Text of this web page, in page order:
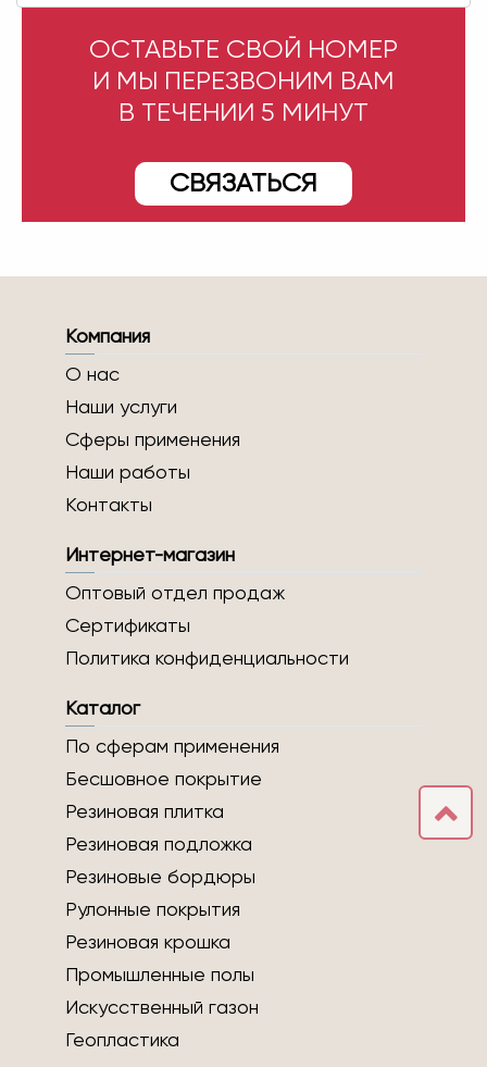
ОСТАВЬТЕ СВОЙ НОМЕР
И МЫ ПЕРЕЗВОНИМ ВАМ
В ТЕЧЕНИИ 5 МИНУТ
СВЯЗАТЬСЯ
Компания
О нас
Наши услуги
Сферы применения
Наши работы
Контакты
Интернет-магазин
Оптовый отдел продаж
Сертификаты
Политика конфиденциальности
Каталог
По сферам применения
Бесшовное покрытие
Резиновая плитка
Резиновая подложка
Резиновые бордюры
Рулонные покрытия
Резиновая крошка
Промышленные полы
Искусственный газон
Геопластика